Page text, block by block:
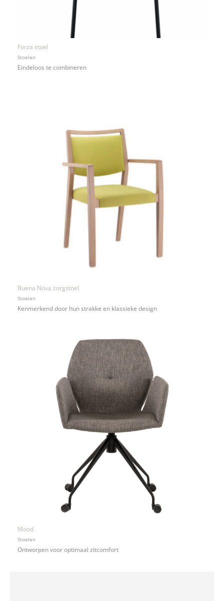
Forza stoel
Stoelen
Eindeloos te combineren
Buena Nova zorgstoel
Stoelen
Kenmerkend door hun strakke en klassieke design
Mood
Stoelen
Ontworpen voor optimaal zitcomfort